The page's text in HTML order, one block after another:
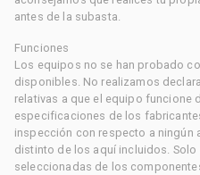
antes de la subasta.
Funciones
Los equipos no se han probado
disponibles. No realizamos
relativas a que el equipo funcione
especificaciones de los
inspección con respecto a ningún
distinto de los aquí incluidos.
seleccionadas de los